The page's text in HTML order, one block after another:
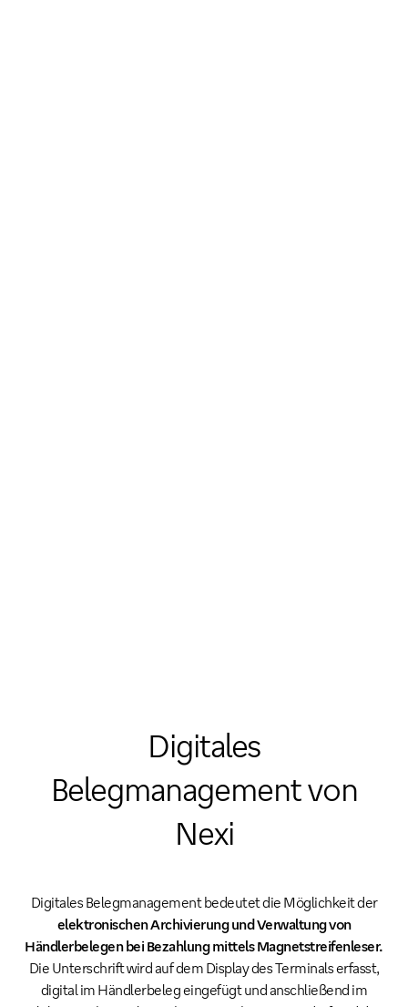
Digitales
Belegmanagement von
Nexi
Digitales Belegmanagement bedeutet die Möglichkeit der
elektronischen Archivierung und Verwaltung von
Händlerbelegen bei Bezahlung mittels Magnetstreifenleser.
Die Unterschrift wird auf dem Display des Terminals erfasst,
digital im Händlerbeleg eingefügt und anschließend im